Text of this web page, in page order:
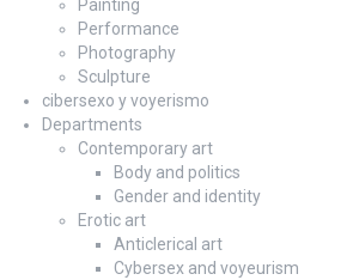
Painting
Performance
Photography
Sculpture
cibersexo y voyerismo
Departments
Contemporary art
Body and politics
Gender and identity
Erotic art
Anticlerical art
Cybersex and voyeurism